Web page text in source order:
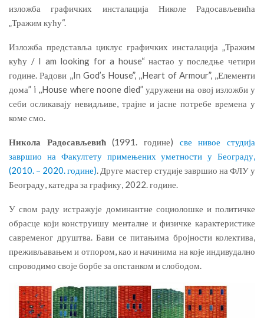
изложба графичких инсталација Николе Радосављевића
„Тражим кућу“.
Изложба представља циклус графичких инсталација „Тражим
кућу / I am looking for a house“ настао у последње четири
године. Радови ,,In God’s House”, ,,Heart of Armour”, ,,Елементи
дома” i ,,House where noone died” удружени на овој изложби у
себи осликавају невидљиве, трајне и јасне потребе времена у
коме смо.
Никола Радосављевић(1991. године) све нивое студија
завршио на Факултету примењених уметности у Београду,
(2010. – 2020. године). Друге мастер студије завршио на ФЛУ у
Београду, катедра за графику, 2022. године.
У свом раду истражује доминантне социолошке и политичке
обрасце који конструишу менталне и физичке карактеристике
савременог друштва. Бави се питањима бројности колектива,
преживљавањем и отпором, као и начинима на које индивудално
спроводимо своје борбе за опстанком и слободом.